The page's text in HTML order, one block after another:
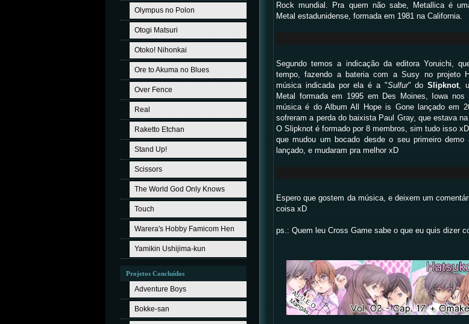
Olympus no Polon
Otogi Matsuri
Otoko! Nihonkai
Ore to Akuma no Blues
Over Fence
Real
Raketto Etchan
Stand Up!
Scissors
The World God Only Knows
Touch
Warera's Hobby Famicom Hen
Yamikin Ushijima-kun
Projetos Concluídos
Adventure Boys
Bokke-san
Rock mundial. Pra quem não sabe, Metallica é
Metal estadunidense, formada em 1981 na California.
Segundo temos a indicação da editora Yoruichi,
tempo, fazendo a bateria com a Susy no projeto
música indicada por ela é a "Sulfur" do Slipknot ,
Metal formada em 1995 em Des Moines, Iowa nos
música é do Album All Hope is Gone lançado em
sofreram a perda do baixista Paul Gray, que estava na
O Slipknot é formado por 8 membros, sim tudo isso
que mudou um bocado desde o seu primeiro demo
lançado, e mudaram pra melhor xD
Espero que gostem da música, e deixem um
coisa xD
ps.: Quem leu Cross Game sabe o que eu quis dizer